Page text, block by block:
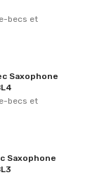
becs et
Saxophone
becs et
Saxophone